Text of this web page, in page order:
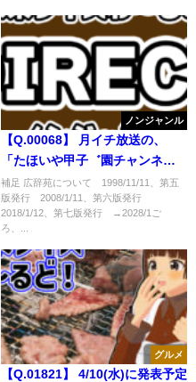
ノンジャンル
【Q.00068】 月イチ放送の、
「たほいや甲子゛園チャンネ
ル」 「広辞苑第八版に【たほい
や】の項目にゲームについて追
記決定！」 という報告が聞ける
補足 広辞苑について 1998/11/11、第五
版発行 2008/1/11、第六版発行
2018/1/12、第七版発行 →2028/1ご
ろ、...
グルメ
【Q.01821】 4/10(水)に発表予定